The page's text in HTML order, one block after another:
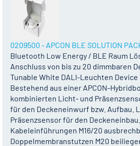
0209500 - APCON BLE SOLUTION
Bluetooth Low Energy / BLE Raum
Anschluss von bis zu 20 dimmbaren
Tunable White DALI-Leuchten Device
Bestehend aus einer APCON-
kombinierten Licht- und
für den Deckeneinwurf bzw. Aufbau.
Präsenzsensor für den
Kabeleinführungen M16/20
Doppelmembranstutzen M20